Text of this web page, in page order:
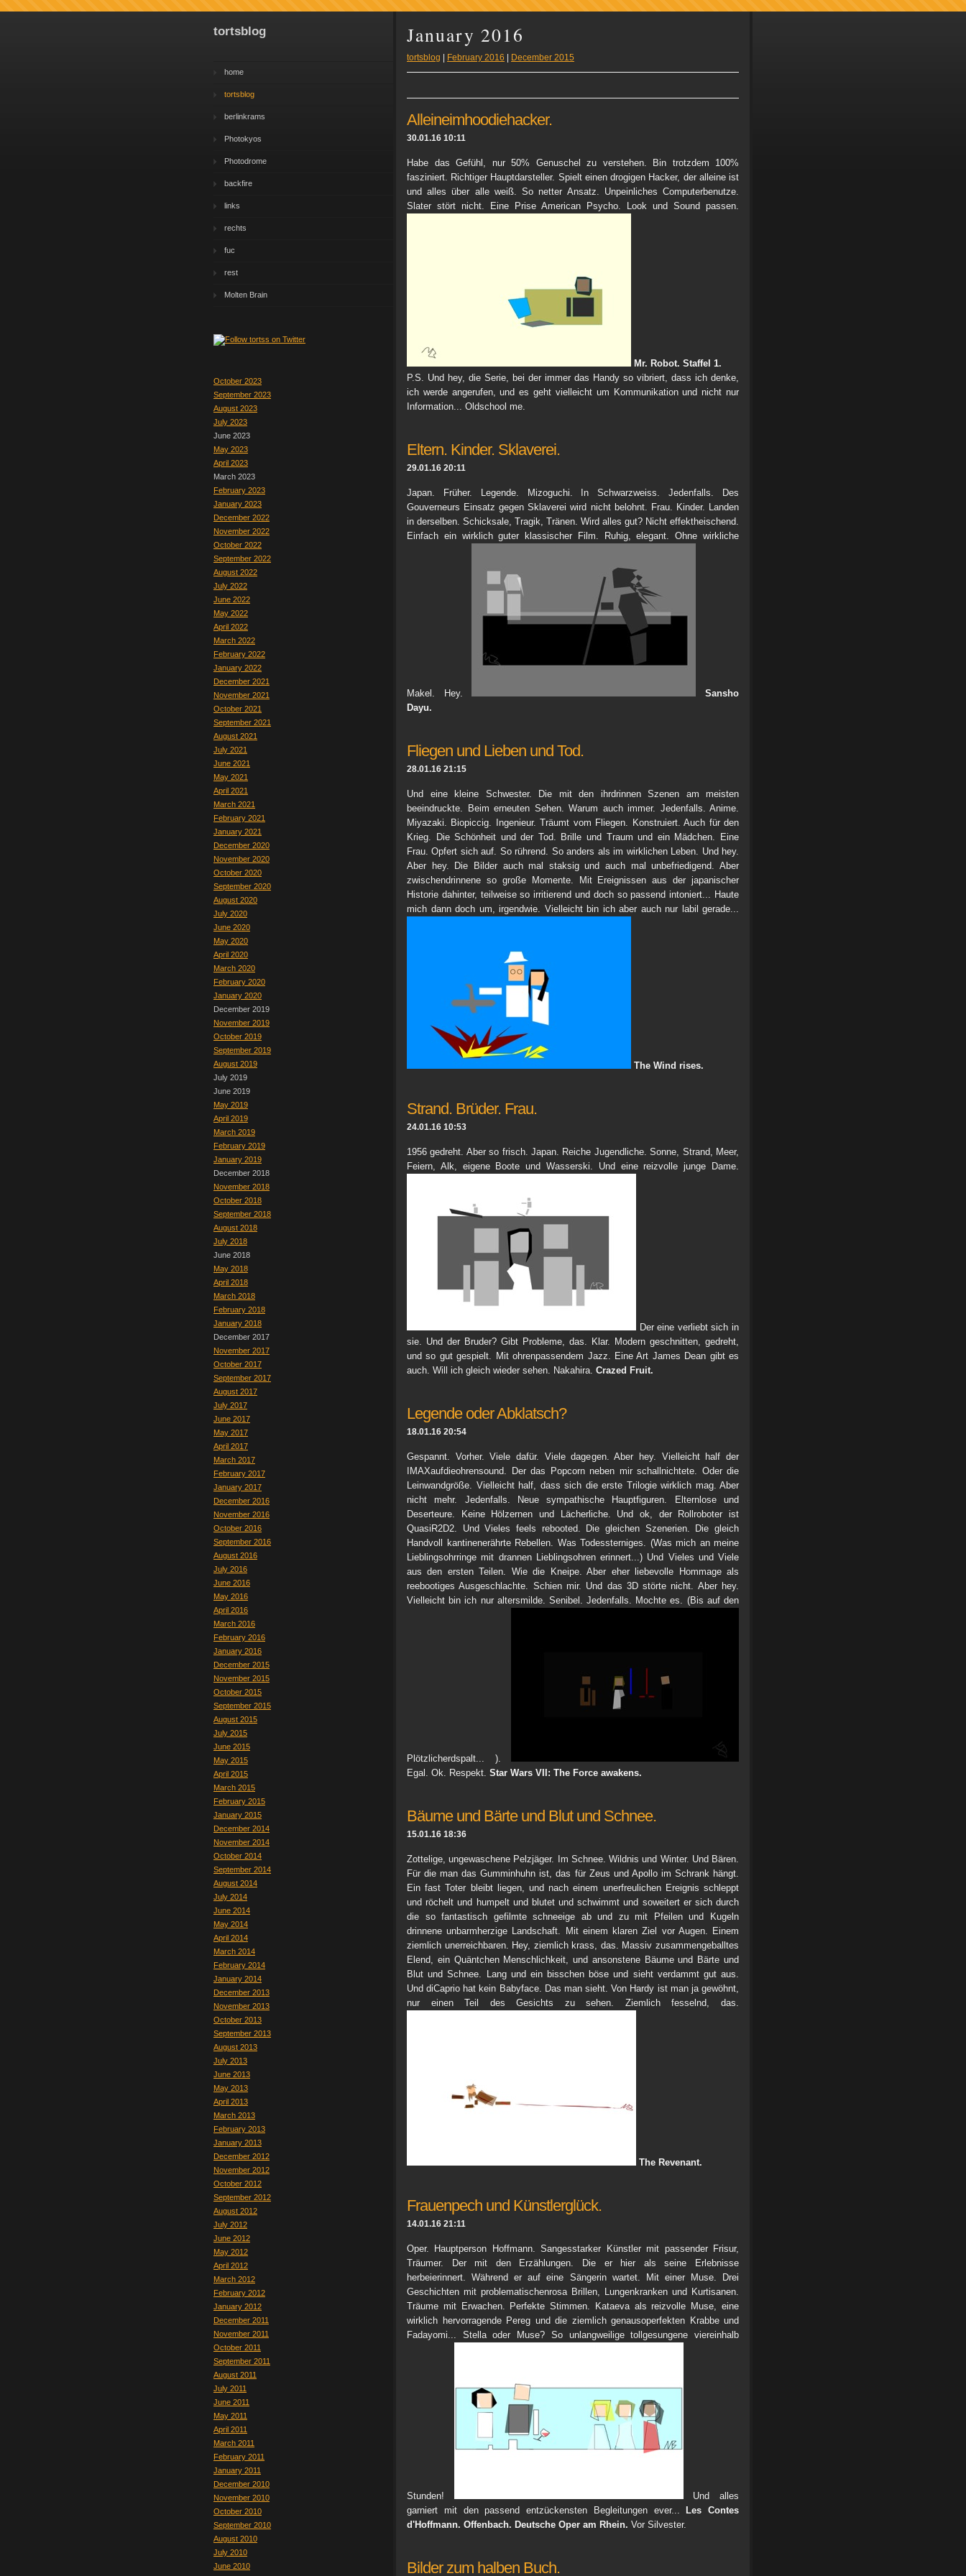
tortsblog
home
tortsblog
berlinkrams
Photokyos
Photodrome
backfire
links
rechts
fuc
rest
Molten Brain
October 2023
September 2023
August 2023
July 2023
June 2023
May 2023
April 2023
March 2023
February 2023
January 2023
December 2022
November 2022
October 2022
September 2022
August 2022
July 2022
June 2022
May 2022
April 2022
March 2022
February 2022
January 2022
December 2021
November 2021
October 2021
September 2021
August 2021
July 2021
June 2021
May 2021
April 2021
March 2021
February 2021
January 2021
December 2020
November 2020
October 2020
September 2020
August 2020
July 2020
June 2020
May 2020
April 2020
March 2020
February 2020
January 2020
December 2019
November 2019
October 2019
September 2019
August 2019
July 2019
June 2019
May 2019
April 2019
March 2019
February 2019
January 2019
December 2018
November 2018
October 2018
September 2018
August 2018
July 2018
June 2018
May 2018
April 2018
March 2018
February 2018
January 2018
December 2017
November 2017
October 2017
September 2017
August 2017
July 2017
June 2017
May 2017
April 2017
March 2017
February 2017
January 2017
December 2016
November 2016
October 2016
September 2016
August 2016
July 2016
June 2016
May 2016
April 2016
March 2016
February 2016
January 2016
December 2015
November 2015
October 2015
September 2015
August 2015
July 2015
June 2015
May 2015
April 2015
March 2015
February 2015
January 2015
December 2014
November 2014
October 2014
September 2014
August 2014
July 2014
June 2014
May 2014
April 2014
March 2014
February 2014
January 2014
December 2013
November 2013
October 2013
September 2013
August 2013
July 2013
June 2013
May 2013
April 2013
March 2013
February 2013
January 2013
December 2012
November 2012
October 2012
September 2012
August 2012
July 2012
June 2012
May 2012
April 2012
March 2012
February 2012
January 2012
December 2011
November 2011
October 2011
September 2011
August 2011
July 2011
June 2011
May 2011
April 2011
March 2011
February 2011
January 2011
December 2010
November 2010
October 2010
September 2010
August 2010
July 2010
June 2010
January 2016
tortsblog February 2016 December 2015
Alleineimhoodiehacker.
30.01.16 10:11
Habe das Gefühl, nur 50% Genuschel zu verstehen. Bin trotzdem 100%
fasziniert. Richtiger Hauptdarsteller. Spielt einen drogigen Hacker, der alleine ist
und alles über alle weiß. So netter Ansatz. Unpeinliches Computerbenutze.
Slater stört nicht. Eine Prise American Psycho. Look und Sound passen.
Mr. Robot. Staffel 1.
P.S. Und hey, die Serie, bei der immer das Handy so vibriert, dass ich denke,
ich werde angerufen, und es geht vielleicht um Kommunikation und nicht nur
Information... Oldschool me.
Eltern. Kinder. Sklaverei.
29.01.16 20:11
Japan. Früher. Legende. Mizoguchi. In Schwarzweiss. Jedenfalls. Des
Gouverneurs Einsatz gegen Sklaverei wird nicht belohnt. Frau. Kinder. Landen
in derselben. Schicksale, Tragik, Tränen. Wird alles gut? Nicht effektheischend.
Einfach ein wirklich guter klassischer Film. Ruhig, elegant. Ohne wirkliche
Makel. Hey.
Sansho
Dayu.
Fliegen und Lieben und Tod.
28.01.16 21:15
Und eine kleine Schwester. Die mit den ihrdrinnen Szenen am meisten
beeindruckte. Beim erneuten Sehen. Warum auch immer. Jedenfalls. Anime.
Miyazaki. Biopiccig. Ingenieur. Träumt vom Fliegen. Konstruiert. Auch für den
Krieg. Die Schönheit und der Tod. Brille und Traum und ein Mädchen. Eine
Frau. Opfert sich auf. So rührend. So anders als im wirklichen Leben. Und hey.
Aber hey. Die Bilder auch mal staksig und auch mal unbefriedigend. Aber
zwischendrinnene so große Momente. Mit Ereignissen aus der japanischer
Historie dahinter, teilweise so irritierend und doch so passend intoniert... Haute
mich dann doch um, irgendwie. Vielleicht bin ich aber auch nur labil gerade...
The Wind rises.
Strand. Brüder. Frau.
24.01.16 10:53
1956 gedreht. Aber so frisch. Japan. Reiche Jugendliche. Sonne, Strand, Meer,
Feiern, Alk, eigene Boote und Wasserski. Und eine reizvolle junge Dame.
Der eine verliebt sich in
sie. Und der Bruder? Gibt Probleme, das. Klar. Modern geschnitten, gedreht,
und so gut gespielt. Mit ohrenpassendem Jazz. Eine Art James Dean gibt es
auch. Will ich gleich wieder sehen. Nakahira. Crazed Fruit.
Legende oder Abklatsch?
18.01.16 20:54
Gespannt. Vorher. Viele dafür. Viele dagegen. Aber hey. Vielleicht half der
IMAXaufdieohrensound. Der das Popcorn neben mir schallnichtete. Oder die
Leinwandgröße. Vielleicht half, dass sich die erste Trilogie wirklich mag. Aber
nicht mehr. Jedenfalls. Neue sympathische Hauptfiguren. Elternlose und
Deserteure. Keine Hölzernen und Lächerliche. Und ok, der Rollroboter ist
QuasiR2D2. Und Vieles feels rebooted. Die gleichen Szenerien. Die gleich
Handvoll kantinenerährte Rebellen. Was Todessterniges. (Was mich an meine
Lieblingsohrringe mit drannen Lieblingsohren erinnert...) Und Vieles und Viele
aus den ersten Teilen. Wie die Kneipe. Aber eher liebevolle Hommage als
reebootiges Ausgeschlachte. Schien mir. Und das 3D störte nicht. Aber hey.
Vielleicht bin ich nur altersmilde. Senibel. Jedenfalls. Mochte es. (Bis auf den
Plötzlicherdspalt... ).
Egal. Ok. Respekt. Star Wars VII: The Force awakens.
Bäume und Bärte und Blut und Schnee.
15.01.16 18:36
Zottelige, ungewaschene Pelzjäger. Im Schnee. Wildnis und Winter. Und Bären.
Für die man das Gumminhuhn ist, das für Zeus und Apollo im Schrank hängt.
Ein fast Toter bleibt liegen, und nach einem unerfreulichen Ereignis schleppt
und röchelt und humpelt und blutet und schwimmt und soweitert er sich durch
die so fantastisch gefilmte schneeige ab und zu mit Pfeilen und Kugeln
drinnene unbarmherzige Landschaft. Mit einem klaren Ziel vor Augen. Einem
ziemlich unerreichbaren. Hey, ziemlich krass, das. Massiv zusammengeballtes
Elend, ein Quäntchen Menschlichkeit, und ansonstene Bäume und Bärte und
Blut und Schnee. Lang und ein bisschen böse und sieht verdammt gut aus.
Und diCaprio hat kein Babyface. Das man sieht. Von Hardy ist man ja gewöhnt,
nur einen Teil des Gesichts zu sehen. Ziemlich fesselnd, das.
The Revenant.
Frauenpech und Künstlerglück.
14.01.16 21:11
Oper. Hauptperson Hoffmann. Sangesstarker Künstler mit passender Frisur,
Träumer. Der mit den Erzählungen. Die er hier als seine Erlebnisse
herbeierinnert. Während er auf eine Sängerin wartet. Mit einer Muse. Drei
Geschichten mit problematischenrosa Brillen, Lungenkranken und Kurtisanen.
Träume mit Erwachen. Perfekte Stimmen. Kataeva als reizvolle Muse, eine
wirklich hervorragende Pereg und die ziemlich genausoperfekten Krabbe und
Fadayomi... Stella oder Muse? So unlangweilige tollgesungene viereinhalb
Stunden!
Und alles
garniert mit den passend entzückensten Begleitungen ever...
Les Contes
d'Hoffmann. Offenbach. Deutsche Oper am Rhein. Vor Silvester.
Bilder zum halben Buch.